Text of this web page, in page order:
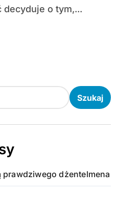
decyduje o tym,...
Szukaj
dżentelmena